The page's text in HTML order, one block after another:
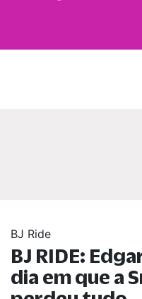
BJ Ride
BJ RIDE:
dia em que a